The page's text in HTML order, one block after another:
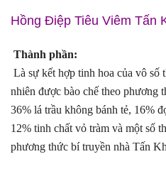
Hồng Điệp Tiêu Viêm Tấn
Thành phần:
Là sự kết hợp tinh hoa của vô số
nhiên được bào chế theo phương
36% lá trầu không bánh tẻ, 16%
12% tinh chất vỏ tràm và một số
phương thức bí truyền nhà Tấn